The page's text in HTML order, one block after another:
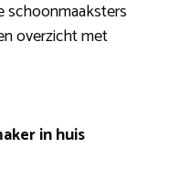
schoonmaaksters
overzicht met
in huis